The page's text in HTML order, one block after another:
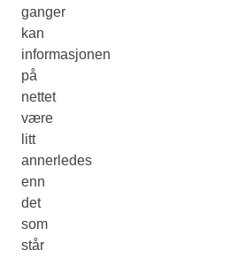
ganger
kan
informasjonen
på
nettet
være
litt
annerledes
enn
det
som
står